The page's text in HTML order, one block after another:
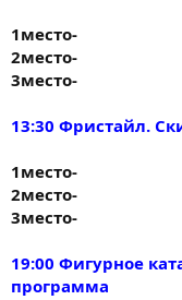
1место-
2место-
3место-
13:30 Фристайл.
1место-
2место-
3место-
19:00 Фигурное
программа